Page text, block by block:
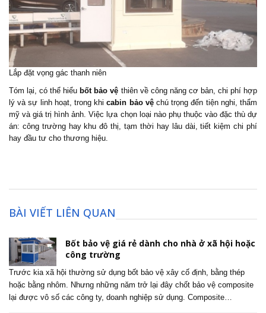
Lắp đặt vọng gác thanh niên
Tóm lại, có thể hiểu bốt bảo vệ thiên về công năng cơ bản, chi phí hợp
lý và sự linh hoạt, trong khicabin bảo vệchú trọng đến tiện nghi, thẩm
mỹ và giá trị hình ảnh. Việc lựa chọn loại nào phụ thuộc vào đặc thù dự
án: công trường hay khu đô thị, tạm thời hay lâu dài, tiết kiệm chi phí
hay đầu tư cho thương hiệu.
BÀI VIẾT LIÊN QUAN
Bốt bảo vệ giá rẻ dành cho nhà ở xã hội hoặc
công trường
Trước kia xã hội thường sử dụng bốt bảo vệ xây cố định, bằng thép
hoặc bằng nhôm. Nhưng những năm trở lại đây chốt bảo vệ composite
lại được vô số các công ty, doanh nghiệp sử dụng. Composite…